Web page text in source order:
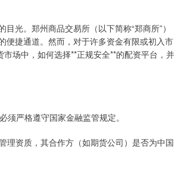
光。郑州商品交易所（以下简称“郑商所”）
便捷通道。然而，对于许多资金有限或初入市
场中，如何选择**正规安全**的配资平台，并
严格遵守国家金融监管规定。
理资质，其合作方（如期货公司）是否为中国